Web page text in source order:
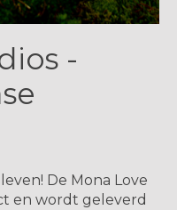
-
De Mona Love
en wordt geleverd